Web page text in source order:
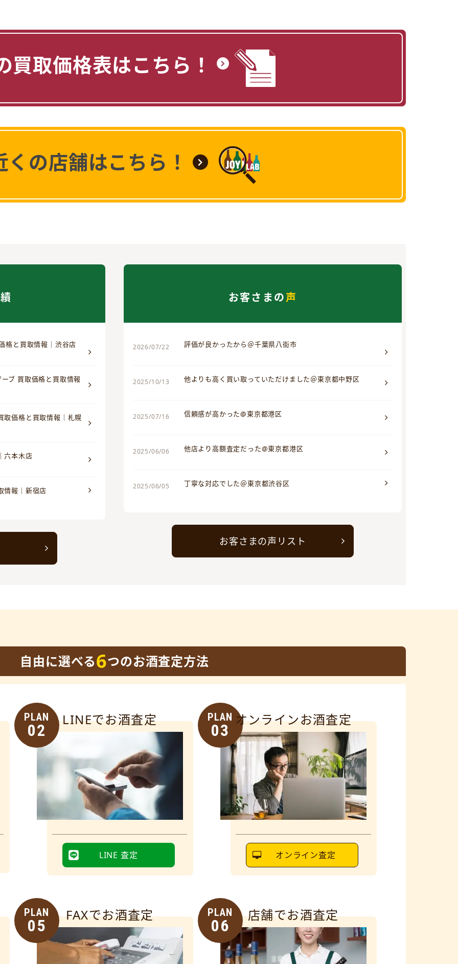
買取価格表はこちら！
くの店舗はこちら！
格と買取情報｜渋谷店
ブ 買取価格と買取情報
取価格と買取情報｜札幌
六本木店
情報｜新宿店
お客さまの声
2026/07/22 評価が良かったから＠千葉県八街市
2025/10/13 他よりも高く買い取っていただけました＠東京都中野区
2025/07/16 信頼感が高かった@東京都港区
2025/06/06 他店より高額査定だった@東京都港区
2025/06/05 丁寧な対応でした＠東京都渋谷区
お客さまの声リスト
自由に選べる6つのお酒査定方法
PLAN
02
LINEでお酒査定
LINE 査定
PLAN
03
オンラインお酒査定
オンライン査定
PLAN
05
FAXでお酒査定 PLAN
06
店舗でお酒査定